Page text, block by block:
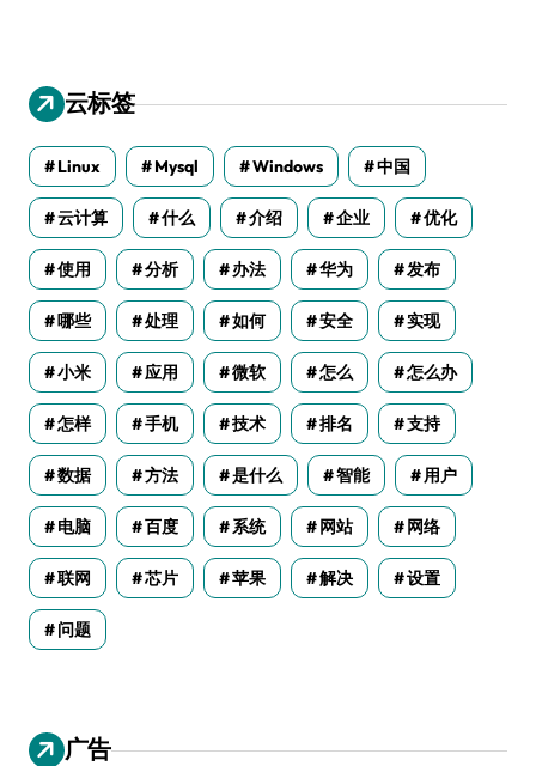
云标签
Linux Mysql Windows 中国
云计算 什么 介绍 企业 优化
使用 分析 办法 华为 发布
哪些 处理 如何 安全 实现
小米 应用 微软 怎么 怎么办
怎样 手机 技术 排名 支持
数据 方法 是什么 智能 用户
电脑 百度 系统 网站 网络
联网 芯片 苹果 解决 设置
问题
广告